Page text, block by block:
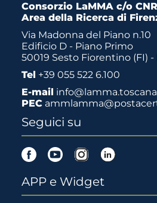
Consorzio LaMMA c/o
Area della Ricerca di
Via Madonna del Piano n.10
Edificio D - Piano Primo
50019 Sesto Fiorentino (FI) -
Tel +39 055 522 6.100
E-mail
PEC
Seguici su
FacebookYoutubeInstagram
APP e Widget